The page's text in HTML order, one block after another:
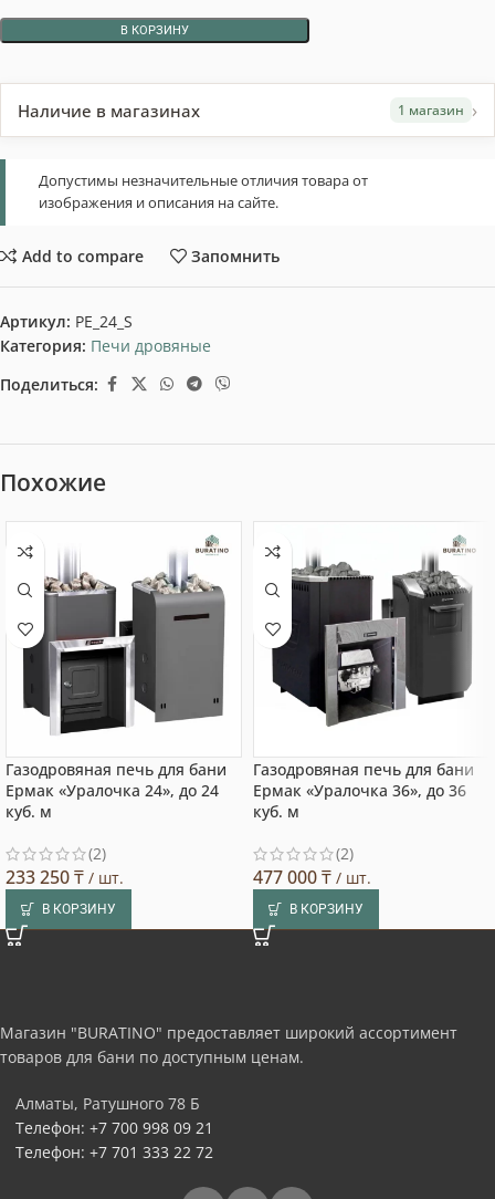
В КОРЗИНУ
Наличие в магазинах 1 магазин ›
Допустимы незначительные отличия товара от
изображения и описания на сайте.
Add to compare Запомнить
Артикул: PE_24_S
Категория: Печи дровяные
Поделиться:
Похожие
Газодровяная печь для бани
Ермак «Уралочка 24», до 24
куб. м
(2)
233 250₸ / шт.
В КОРЗИНУ
Газодровяная печь для бани
Ермак «Уралочка 36», до 36
куб. м
(2)
477 000₸ / шт.
В КОРЗИНУ
Магазин "BURATINO" предоставляет широкий ассортимент
товаров для бани по доступным ценам.
Алматы, Ратушного 78 Б
Телефон: +7 700 998 09 21
Телефон: +7 701 333 22 72